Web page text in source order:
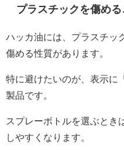
プラスチックを傷め
ハッカ油には、プラスチッ
傷める性質があります。
特に避けたいのが、表示に
製品です。
スプレーボトルを選ぶとき
しやすくなります。